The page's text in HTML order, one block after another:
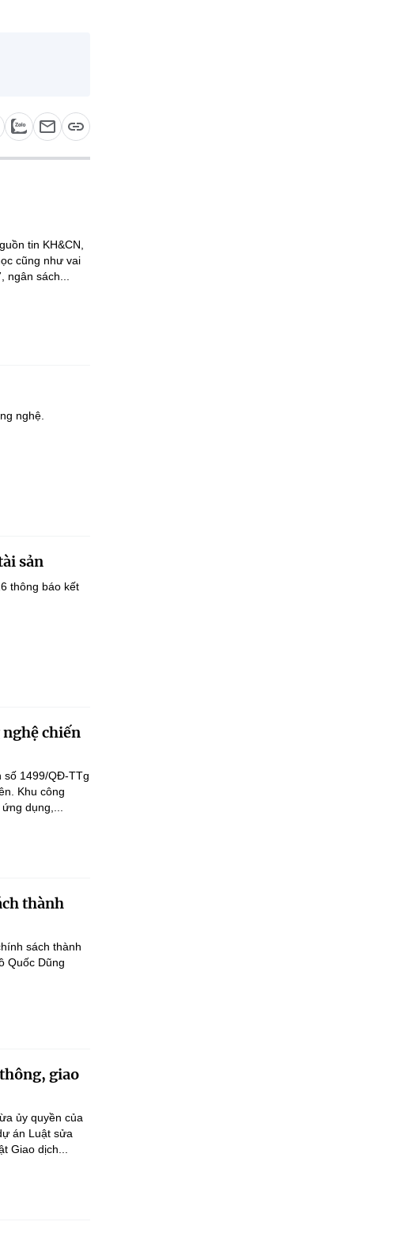
tin KH&CN,
cũng như vai
sách...
nghệ.
sản
thông báo kết
chiến
số 1499/QĐ-TTg
Khu công
dụng,...
thành
sách thành
Quốc Dũng
giao
ủy quyền của
án Luật sửa
Giao dịch...